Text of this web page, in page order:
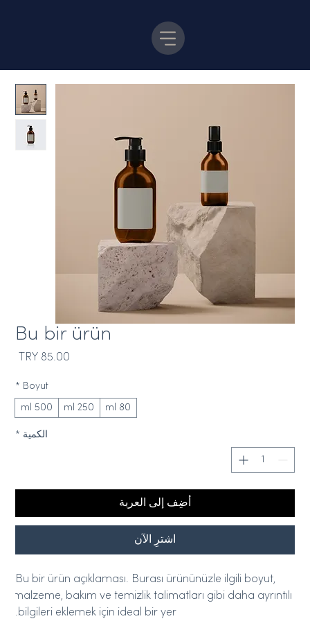
Bu bir ürün
Boyut
*
80 ml
250 ml
500 ml
الكمية *
أضِف إلى العربة
اشترِ الآن
Bu bir ürün açıklaması. Burası ürününüzle ilgili boyut,
malzeme, bakım ve temizlik talimatları gibi daha ayrıntılı
bilgileri eklemek için ideal bir yer.